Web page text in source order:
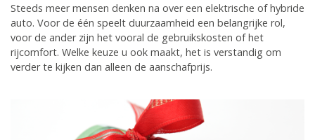
Steeds meer mensen denken na over een elektrische of hybride
auto. Voor de één speelt duurzaamheid een belangrijke rol,
voor de ander zijn het vooral de gebruikskosten of het
rijcomfort. Welke keuze u ook maakt, het is verstandig om
verder te kijken dan alleen de aanschafprijs.